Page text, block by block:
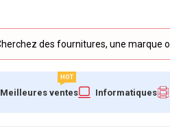
Meilleures ventes
HOT
Informatiques